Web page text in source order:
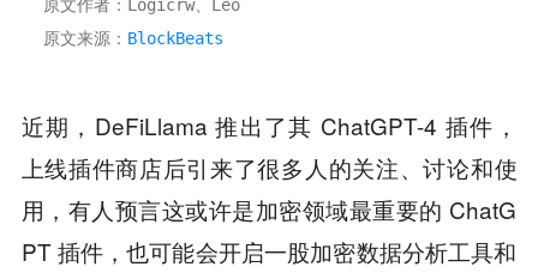
原文作者：Logicrw、Leo
原文来源： BlockBeats
近期，DeFiLlama 推出了其 ChatGPT-4 插件，
上线插件商店后引来了很多人的关注、讨论和使
用，有人预言这或许是加密领域最重要的 ChatG
PT 插件，也可能会开启一股加密数据分析工具和